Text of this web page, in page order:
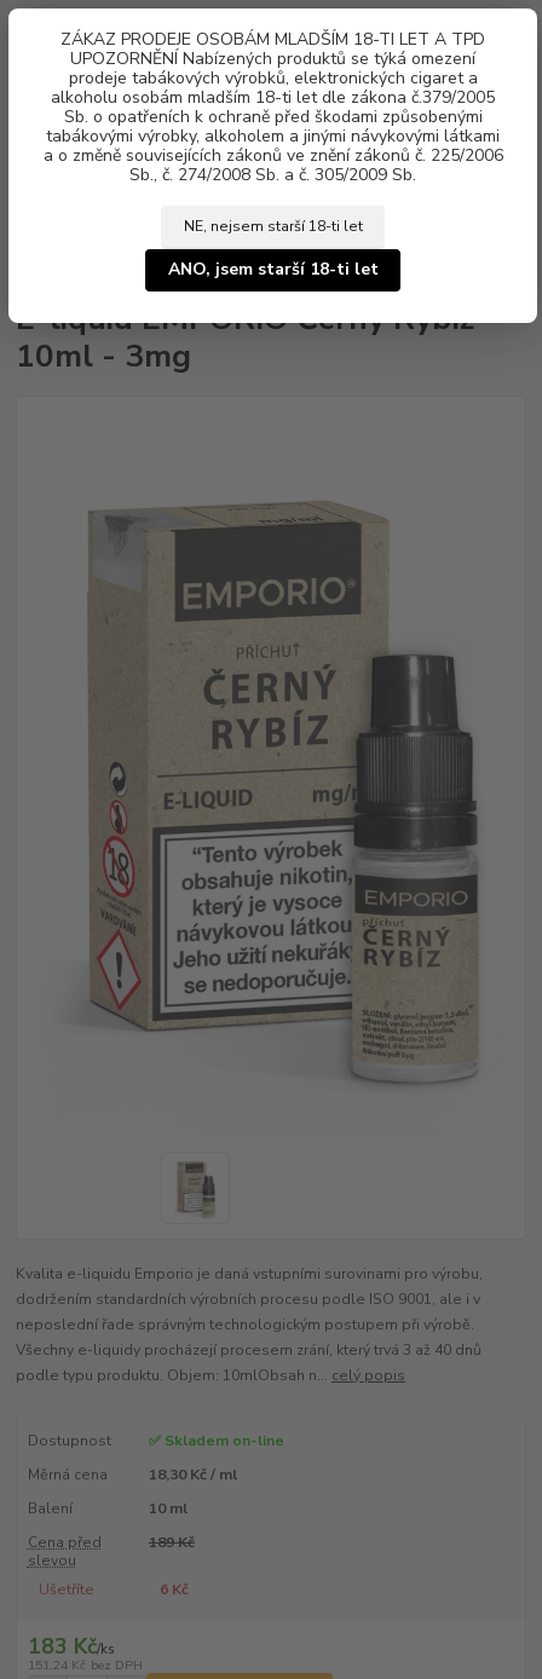
ZÁKAZ PRODEJE OSOBÁM MLADŠÍM 18-TI LET A TPD
UPOZORNĚNÍ Nabízených produktů se týká omezení
prodeje tabákových výrobků, elektronických cigaret a
alkoholu osobám mladším 18-ti let dle zákona č.379/2005
Sb. o opatřeních k ochraně před škodami způsobenými
tabákovými výrobky, alkoholem a jinými návykovými látkami
a o změně souvisejících zákonů ve znění zákonů č. 225/2006
Sb., č. 274/2008 Sb. a č. 305/2009 Sb.
NE, nejsem starší 18-ti let
ANO, jsem starší 18-ti let
Menu
za0 Kč
E-liquid EMPORIO Černý Rybíz
10ml - 3mg
Kvalita e-liquidu Emporio je daná vstupními surovinami pro výrobu,
dodržením standardních výrobních procesu podle ISO 9001, ale i v
neposlední řade správným technologickým postupem při výrobě.
Všechny e-liquidy procházejí procesem zrání, který trvá 3 až 40 dnů
podle typu produktu. Objem: 10mlObsah n... celý popis
Dostupnost
✅ Skladem on-line
Měrná cena
18,30 Kč / ml
Balení
10 ml
Cena před
slevou
189 Kč
Ušetříte 6 Kč
183 Kč/ks
151,24 Kč bez DPH